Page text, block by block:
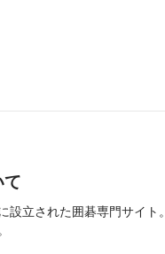
て
立された囲碁専門サイト。